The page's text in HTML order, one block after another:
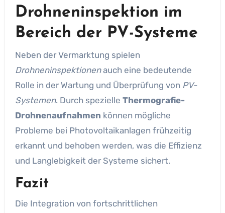
Drohneninspektion im
Bereich der PV-Systeme
Neben der Vermarktung spielen
Drohneninspektionenauch eine bedeutende
Rolle in der Wartung und Überprüfung von PV-
Systemen. Durch spezielle Thermografie-
Drohnenaufnahmen können mögliche
Probleme bei Photovoltaikanlagen frühzeitig
erkannt und behoben werden, was die Effizienz
und Langlebigkeit der Systeme sichert.
Fazit
Die Integration von fortschrittlichen